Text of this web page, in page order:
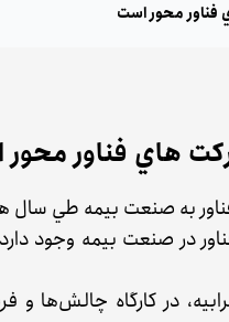
محور است
هاي فناور
به صنعت بيمه طي سال
در صنعت بيمه وجود
در كارگاه چالش‌ها